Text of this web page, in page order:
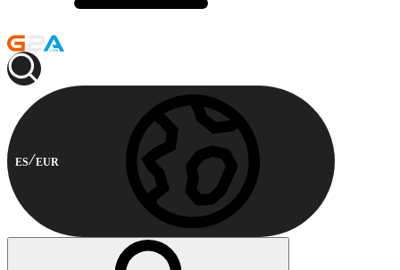
ES EUR